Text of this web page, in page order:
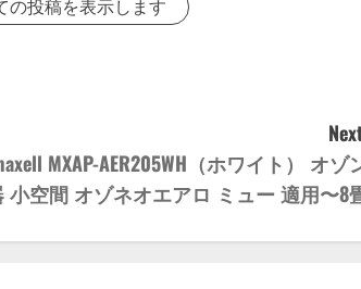
の投稿を表示します
MXAP-AER205WH（ホワイト） オゾ
小空間 オゾネオエアロ ミュー 適用〜8